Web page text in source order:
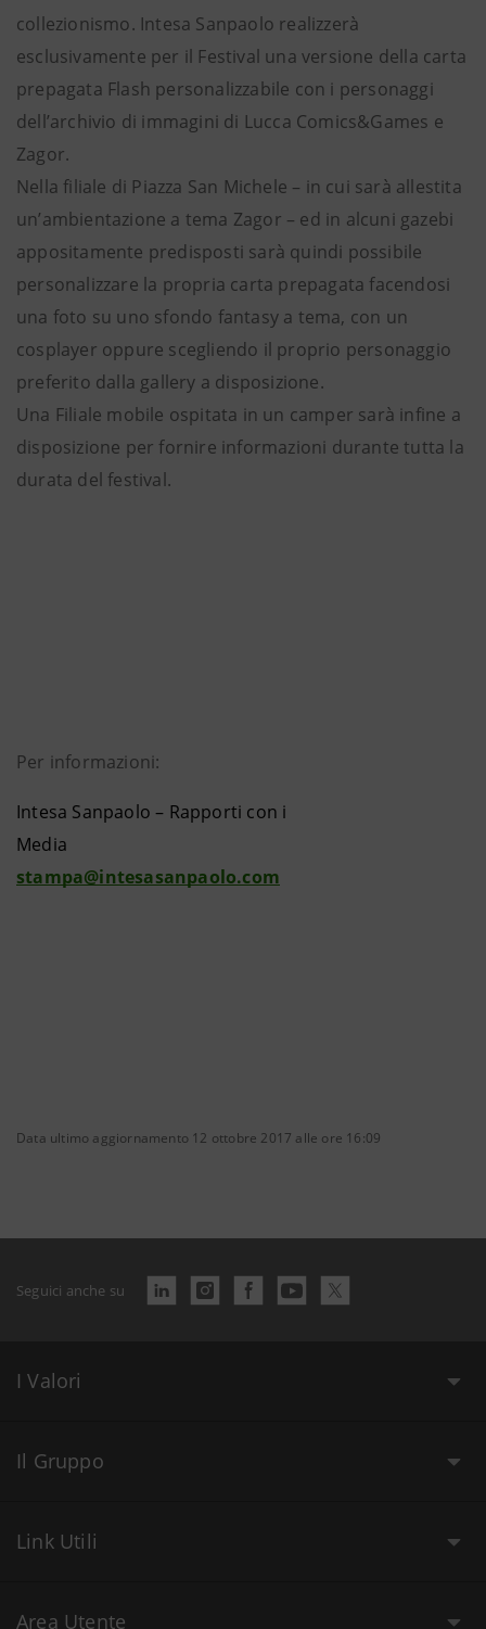
collezionismo. Intesa Sanpaolo realizzerà
esclusivamente per il Festival una versione della carta
prepagata Flash personalizzabile con i personaggi
dell’archivio di immagini di Lucca Comics&Games e
Zagor.
Nella filiale di Piazza San Michele – in cui sarà allestita
un’ambientazione a tema Zagor – ed in alcuni gazebi
appositamente predisposti sarà quindi possibile
personalizzare la propria carta prepagata facendosi
una foto su uno sfondo fantasy a tema, con un
cosplayer oppure scegliendo il proprio personaggio
preferito dalla gallery a disposizione.
Una Filiale mobile ospitata in un camper sarà infine a
disposizione per fornire informazioni durante tutta la
durata del festival.
Per informazioni:
Intesa Sanpaolo – Rapporti con i
Media
stampa@intesasanpaolo.com
Data ultimo aggiornamento 12 ottobre 2017 alle ore 16:09
Seguici anche su
I Valori
Il Gruppo
Link Utili
Area Utente